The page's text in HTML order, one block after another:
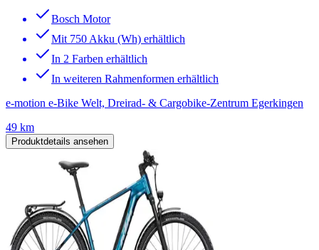
Bosch Motor
Mit 750 Akku (Wh) erhältlich
In 2 Farben erhältlich
In weiteren Rahmenformen erhältlich
e-motion e-Bike Welt, Dreirad- & Cargobike-Zentrum Egerkingen
49 km
Produktdetails ansehen